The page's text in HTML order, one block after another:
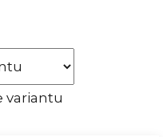
variantu